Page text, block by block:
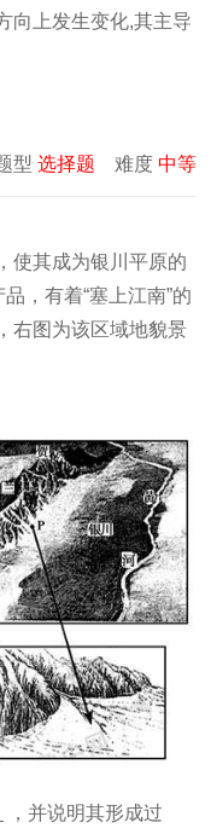
向上发生变化,其主导
型 选择题 难度 中等
使其成为银川平原的
，有着“塞上江南”的
右图为该区域地貌景
，并说明其形成过